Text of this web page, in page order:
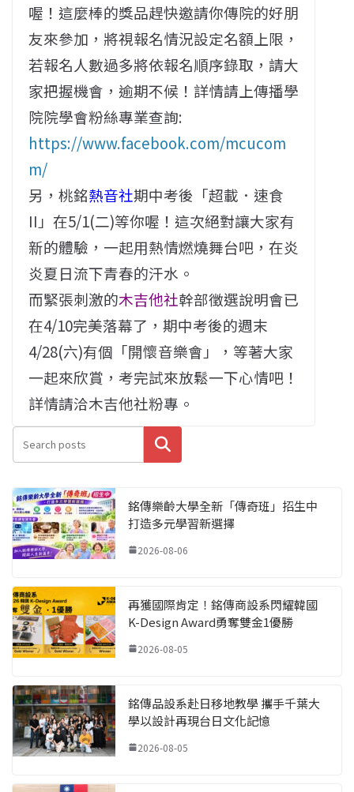
喔！這麼棒的獎品趕快邀請你傳院的好朋
友來參加，將視報名情況設定名額上限，
若報名人數過多將依報名順序錄取，請大
家把握機會，逾期不候！詳情請上傳播學
院院學會粉絲專業查詢:
https://www.facebook.com/mcucom
m/
另，桃銘熱音社期中考後「超載．速食
II」在5/1(二)等你喔！這次絕對讓大家有
新的體驗，一起用熱情燃燒舞台吧，在炎
炎夏日流下青春的汗水。
而緊張刺激的木吉他社幹部徵選說明會已
在4/10完美落幕了，期中考後的週末
4/28(六)有個「開懷音樂會」，等著大家
一起來欣賞，考完試來放鬆一下心情吧！
詳情請洽木吉他社粉專。
搜尋
銘傳樂齡大學全新「傳奇班」招生中
打造多元學習新選擇
2026-08-06
再獲國際肯定！銘傳商設系閃耀韓國
K-Design Award勇奪雙金1優勝
2026-08-05
銘傳品設系赴日移地教學 攜手千葉大
學以設計再現台日文化記憶
2026-08-05